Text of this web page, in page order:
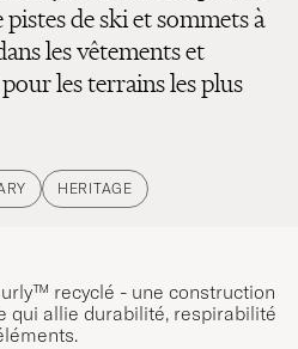
de ski et sommets à
les vêtements et
les terrains les plus
HERITAGE
recyclé - une construction
qui allie durabilité, respirabilité